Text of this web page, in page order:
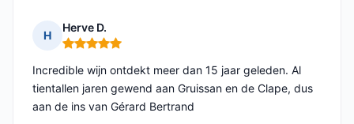
H
Herve D.
Opmerking: 5 van 5
Incredible wijn ontdekt meer dan 15 jaar geleden. Al
tientallen jaren gewend aan Gruissan en de Clape, dus
aan de ins van Gérard Bertrand